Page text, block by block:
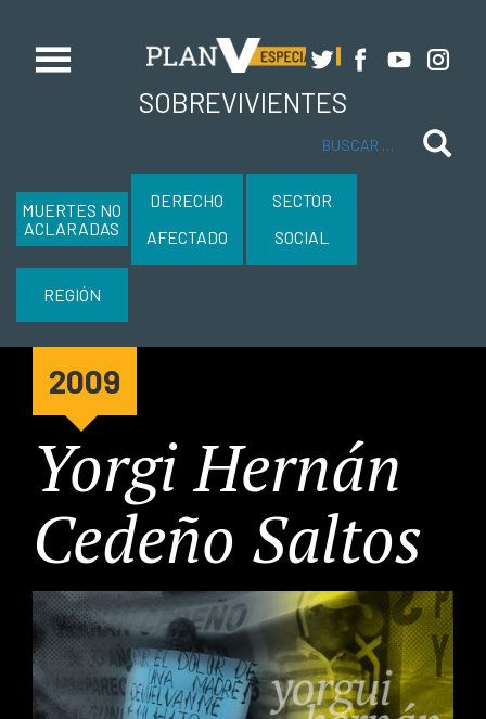
SOBREVIVIENTES
MUERTES NO
ACLARADAS
DERECHO
AFECTADO
SECTOR
SOCIAL
REGIÓN
2009
Yorgi Hernán
Cedeño Saltos